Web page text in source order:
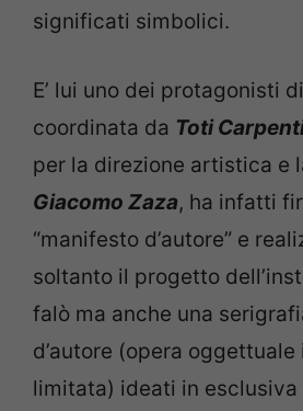
significati simbolici.
E’ lui uno dei protagonisti di
coordinata da Toti
per la direzione artistica e
Giacomo Zaza, ha infatti
“manifesto d’autore” e
soltanto il progetto
falò ma anche una
d’autore (opera
limitata) ideati in esclusiva